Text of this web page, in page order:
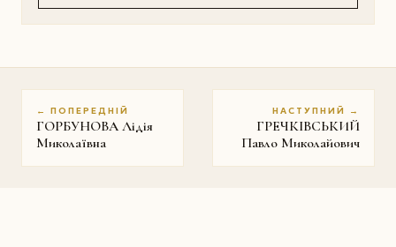
← ПОПЕРЕДНІЙ
ГОРБУНОВА Лідія
Миколаївна
НАСТУПНИЙ →
ГРЕЧКІВСЬКИЙ
Павло Миколайович